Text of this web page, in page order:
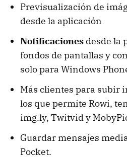
Previsualización de
desde la aplicación
Notificaciones desde la
fondos de pantallas y
solo para Windows
Más clientes para subir
los que permite Rowi,
img.ly, Twitvid y
Guardar mensajes
Pocket.